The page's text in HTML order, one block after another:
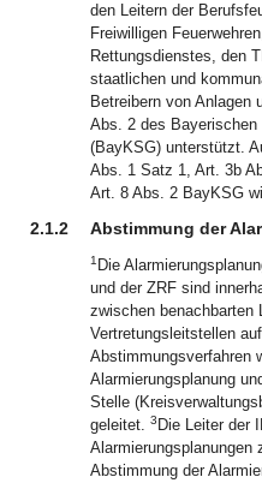
den Leitern der
Freiwilligen
Rettungsdienstes, den
staatlichen und
Betreibern von Anlagen
Abs. 2 des
(BayKSG) unterstützt.
Abs. 1 Satz 1, Art. 3b
Art. 8 Abs. 2 BayKSG
2.1.2 Abstimmung der
1 Die
und der ZRF sind
zwischen benachbarten
Vertretungsleitstellen
Abstimmungsverfahren
Alarmierungsplanung
Stelle
geleitet. 3 Die Leiter der
Alarmierungsplanungen
Abstimmung der